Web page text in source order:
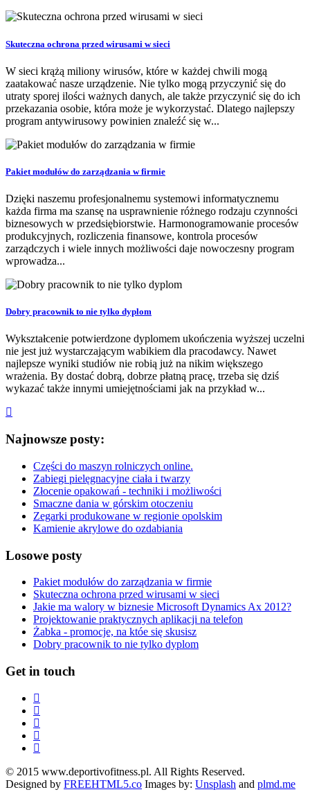
Skuteczna ochrona przed wirusami w sieci
W sieci krążą miliony wirusów, które w każdej chwili mogą
zaatakować nasze urządzenie. Nie tylko mogą przyczynić się do
utraty sporej ilości ważnych danych, ale także przyczynić się do ich
przekazania osobie, która może je wykorzystać. Dlatego najlepszy
program antywirusowy powinien znaleźć się w...
Pakiet modułów do zarządzania w firmie
Dzięki naszemu profesjonalnemu systemowi informatycznemu
każda firma ma szansę na usprawnienie różnego rodzaju czynności
biznesowych w przedsiębiorstwie. Harmonogramowanie procesów
produkcyjnych, rozliczenia finansowe, kontrola procesów
zarządczych i wiele innych możliwości daje nowoczesny program
wprowadza...
Dobry pracownik to nie tylko dyplom
Wykształcenie potwierdzone dyplomem ukończenia wyższej uczelni
nie jest już wystarczającym wabikiem dla pracodawcy. Nawet
najlepsze wyniki studiów nie robią już na nikim większego
wrażenia. By dostać dobrą, dobrze płatną pracę, trzeba się dziś
wykazać także innymi umiejętnościami jak na przykład w...
Najnowsze posty:
Części do maszyn rolniczych online.
Zabiegi pielęgnacyjne ciała i twarzy
Złocenie opakowań - techniki i możliwości
Smaczne dania w górskim otoczeniu
Zegarki produkowane w regionie opolskim
Kamienie akrylowe do ozdabiania
Losowe posty
Pakiet modułów do zarządzania w firmie
Skuteczna ochrona przed wirusami w sieci
Jakie ma walory w biznesie Microsoft Dynamics Ax 2012?
Projektowanie praktycznych aplikacji na telefon
Żabka - promocje, na któe się skusisz
Dobry pracownik to nie tylko dyplom
Get in touch
© 2015 www.deportivofitness.pl. All Rights Reserved.
Designed by FREEHTML5.co Images by: Unsplash and plmd.me